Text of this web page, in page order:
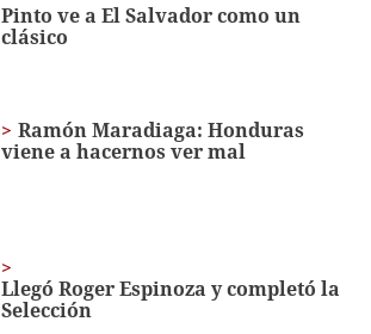
Pinto ve a El Salvador como un
clásico
Ramón Maradiaga: Honduras
viene a hacernos ver mal
Llegó Roger Espinoza y completó la
Selección